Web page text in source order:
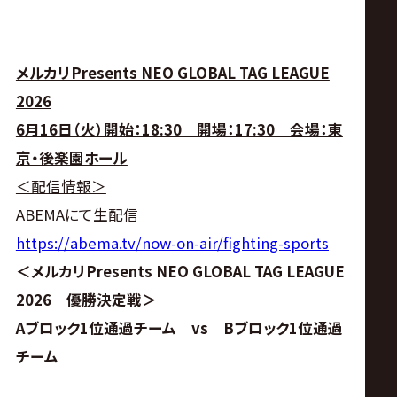
メルカリPresents NEO GLOBAL TAG LEAGUE
2026
6月16日（火）開始：18:30 開場：17:30 会場：東
京・後楽園ホール
＜配信情報＞
ABEMAにて生配信
https://abema.tv/now-on-air/fighting-sports
＜メルカリPresents NEO GLOBAL TAG LEAGUE
2026 優勝決定戦＞
Aブロック1位通過チーム vs Bブロック1位通過
チーム